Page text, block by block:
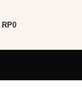
RP0